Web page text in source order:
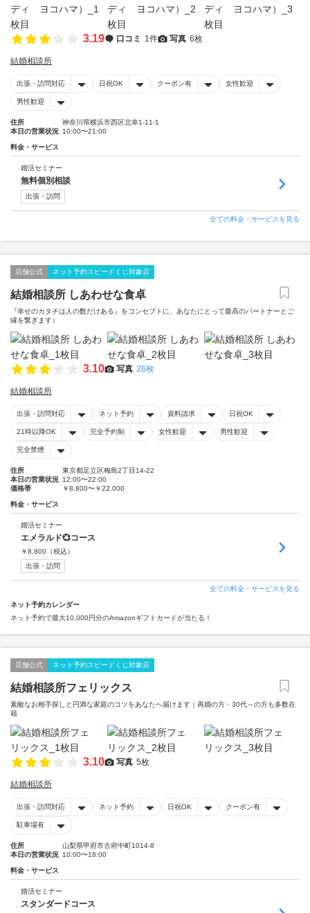
3.19 口コミ 1件 写真 6枚
結婚相談所
出張・訪問対応 日祝OK クーポン有 女性歓迎
男性歓迎
住所
神奈川県横浜市西区北幸1-11-1
本日の営業状況 10:00〜21:00
料金・サービス
婚活セミナー
無料個別相談
出張・訪問
全ての料金・サービスを見る
店舗公式 ネット予約スピードくじ対象店
結婚相談所 しあわせな食卓
『幸せのカタチは人の数だけある』をコンセプトに、あなたにとって最高のパートナーとご
縁を繋ぎます♪
3.10 写真 26枚
結婚相談所
出張・訪問対応 ネット予約 資料請求 日祝OK
21時以降OK 完全予約制 女性歓迎 男性歓迎
完全禁煙
住所
東京都足立区梅島2丁目14-22
本日の営業状況 12:00〜22:00
価格帯
￥8,800〜￥22,000
料金・サービス
婚活セミナー
エメラルド💞コース
￥8,800 （税込）
出張・訪問
全ての料金・サービスを見る
ネット予約カレンダー
ネット予約で最大10,000円分のAmazonギフトカードが当たる！
店舗公式 ネット予約スピードくじ対象店
結婚相談所フェリックス
素敵なお相手探しと円満な家庭のコツをあなたへ届けます｜再婚の方・30代～の方も多数在
籍
3.10 写真 5枚
結婚相談所
出張・訪問対応 ネット予約 日祝OK クーポン有
駐車場有
住所
山梨県甲府市古府中町1014-8
本日の営業状況 10:00〜18:00
料金・サービス
婚活セミナー
スタンダードコース